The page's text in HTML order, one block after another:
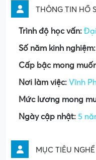
THÔNG TIN HỒ
Trình độ học vấn:
Số năm kinh nghiệm:
Cấp bậc mong
Nơi làm việc: Vĩnh
Mức lương mong
Ngày cập nhật: 5
MỤC TIÊU